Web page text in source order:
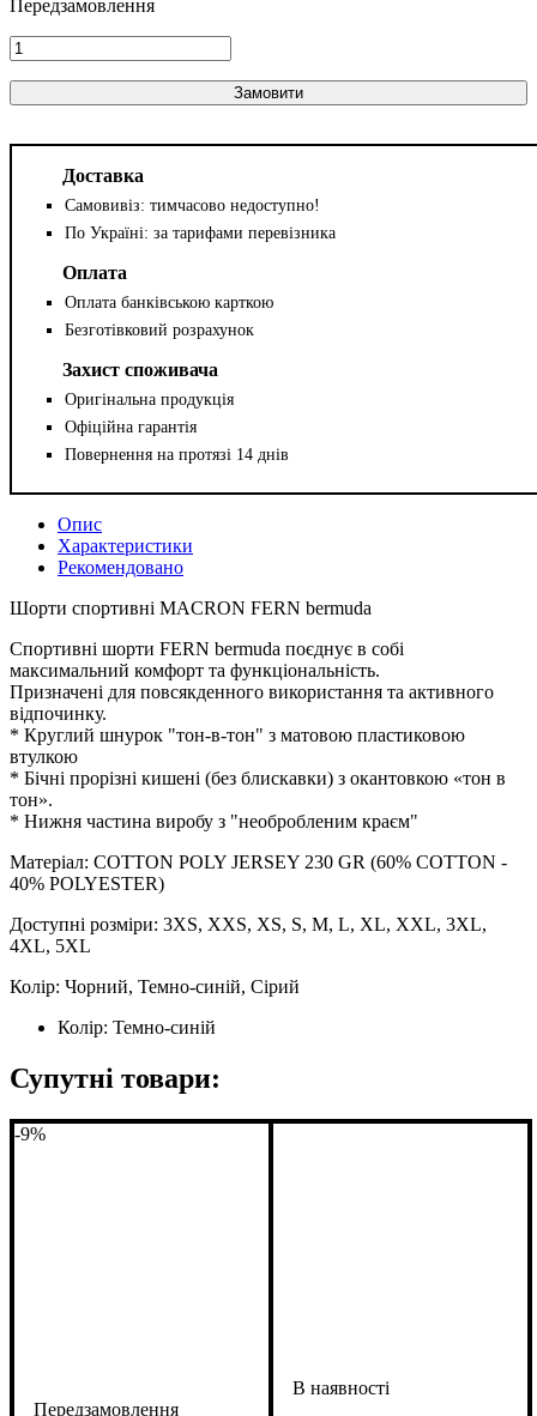
Замовити
Доставка
Самовивіз: тимчасово недоступно!
По Україні: за тарифами перевізника
Оплата
Оплата банківською карткою
Безготівковий розрахунок
Захист споживача
Оригінальна продукція
Офіційна гарантія
Повернення на протязі 14 днів
Опис
Характеристики
Рекомендовано
Шорти спортивні MACRON FERN bermuda
Спортивні шорти FERN bermuda поєднує в собі
максимальний комфорт та функціональність.
Призначені для повсякденного використання та активного
відпочинку.
* Круглий шнурок "тон-в-тон" з матовою пластиковою
втулкою
* Бічні прорізні кишені (без блискавки) з окантовкою «тон в
тон».
* Нижня частина виробу з "необробленим краєм"
Матеріал: COTTON POLY JERSEY 230 GR (60% COTTON -
40% POLYESTER)
Доступні розміри: 3XS, XXS, XS, S, M, L, XL, XXL, 3XL,
4XL, 5XL
Колір: Чорний, Темно-синій, Сірий
Колір: Темно-синій
Супутні товари:
-9%